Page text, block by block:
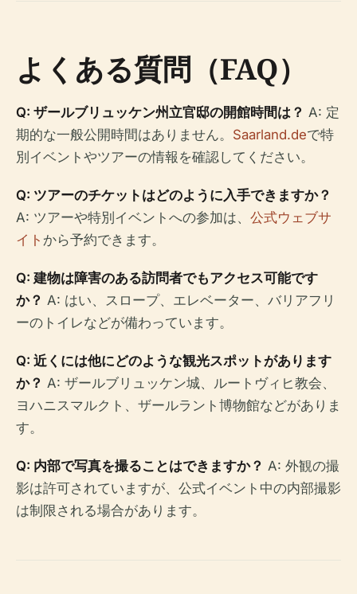
よくある質問（FAQ）
Q: ザールブリュッケン州立官邸の開館時間は？ A: 定
期的な一般公開時間はありません。 Saarland.deで特
別イベントやツアーの情報を確認してください。
Q: ツアーのチケットはどのように入手できますか？
A: ツアーや特別イベントへの参加は、 公式ウェブサ
イト から予約できます。
Q: 建物は障害のある訪問者でもアクセス可能です
か？ A: はい、スロープ、エレベーター、バリアフリ
ーのトイレなどが備わっています。
Q: 近くには他にどのような観光スポットがあります
か？ A: ザールブリュッケン城、ルートヴィヒ教会、
ヨハニスマルクト、ザールラント博物館などがありま
す。
Q: 内部で写真を撮ることはできますか？ A: 外観の撮
影は許可されていますが、公式イベント中の内部撮影
は制限される場合があります。